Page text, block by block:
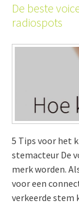
De beste
radiospots
5 Tips voor het
stemacteur De
merk worden.
voor een
verkeerde